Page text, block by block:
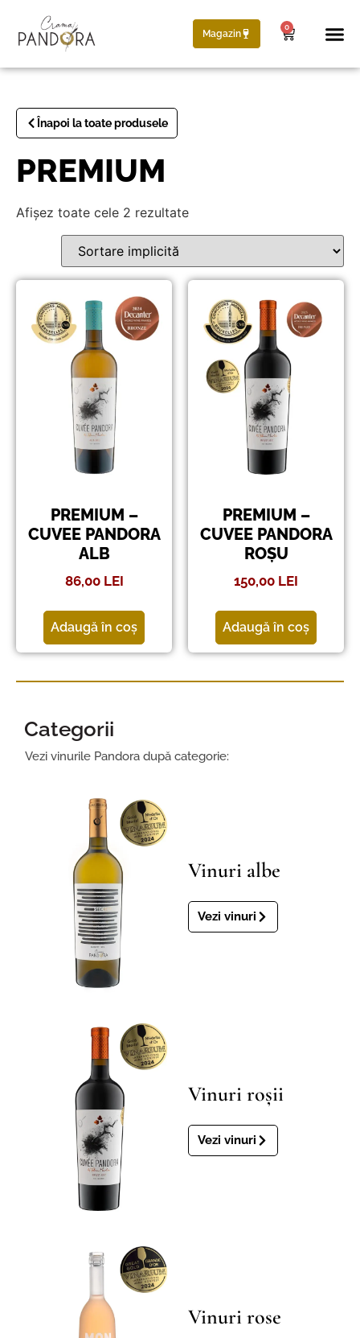
Magazin
0
Înapoi la toate produsele
PREMIUM
Afișez toate cele 2 rezultate
PREMIUM –
CUVEE PANDORA
ALB
86,00 LEI
Adaugă în coș
PREMIUM –
CUVEE PANDORA
ROȘU
150,00 LEI
Adaugă în coș
Categorii
Vezi vinurile Pandora după categorie:
Vinuri albe
Vezi vinuri
Vinuri roșii
Vezi vinuri
Vinuri rose